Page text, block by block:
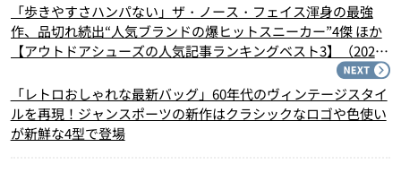
「歩きやすさハンパない」ザ・ノース・フェイス渾身の最強
作、品切れ続出“人気ブランドの爆ヒットスニーカー”4傑 ほか
【アウトドアシューズの人気記事ランキングベスト3】（2024
「レトロおしゃれな最新バッグ」60年代のヴィンテージスタイ
ルを再現！ジャンスポーツの新作はクラシックなロゴや色使い
が新鮮な4型で登場